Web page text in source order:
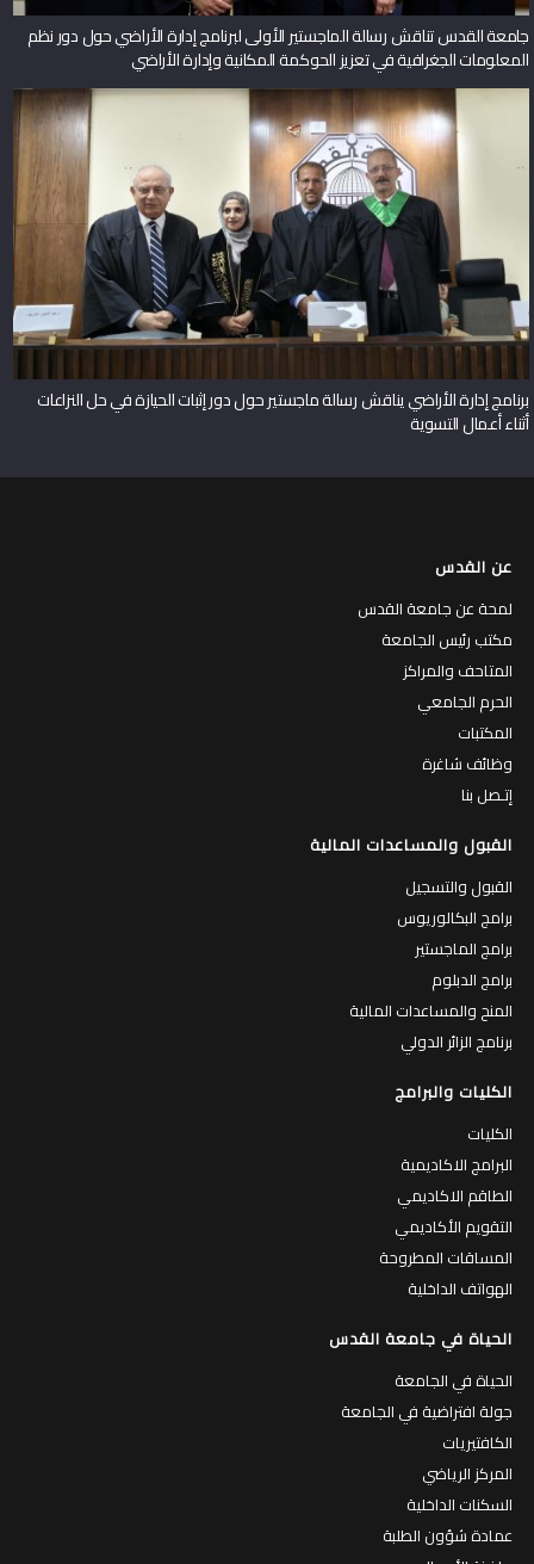
جامعة القدس تناقش رسالة الماجستير الأولى لبرنامج إدارة الأراضي حول دور نظم
المعلومات الجغرافية في تعزيز الحوكمة المكانية وإدارة الأراضي
برنامج إدارة الأراضي يناقش رسالة ماجستير حول دور إثبات الحيازة في حل النزاعات
أثناء أعمال التسوية
عن القدس
لمحة عن جامعة القدس
مكتب رئيس الجامعة
المتاحف والمراكز
الحرم الجامعي
المكتبات
وظائف شاغرة
إتـصل بنا
القبول والمساعدات المالية
القبول والتسجيل
برامج البكالوريوس
برامج الماجستير
برامج الدبلوم
المنح والمساعدات المالية
برنامج الزائر الدولي
الكليات والبرامج
الكليات
البرامج الاكاديمية
الطاقم الاكاديمي
التقويم الأكاديمي
المساقات المطروحة
الهواتف الداخلية
الحياة في جامعة القدس
الحياة في الجامعة
جولة افتراضية في الجامعة
الكافتيريات
المركز الرياضي
السكنات الداخلية
عمادة شؤون الطلبة